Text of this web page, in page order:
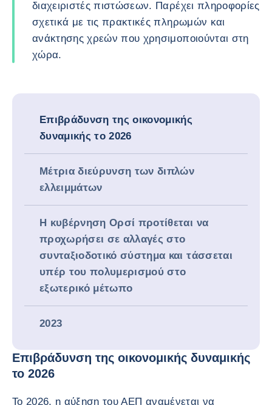
διαχειριστές πιστώσεων. Παρέχει πληροφορίες
σχετικά με τις πρακτικές πληρωμών και
ανάκτησης χρεών που χρησιμοποιούνται στη
χώρα.
Επιβράδυνση της οικονομικής
δυναμικής το 2026
Μέτρια διεύρυνση των διπλών
ελλειμμάτων
Η κυβέρνηση Ορσί προτίθεται να
προχωρήσει σε αλλαγές στο
συνταξιοδοτικό σύστημα και τάσσεται
υπέρ του πολυμερισμού στο
εξωτερικό μέτωπο
2023
Επιβράδυνση της οικονομικής δυναμικής
το 2026
Το 2026, η αύξηση του ΑΕΠ αναμένεται να